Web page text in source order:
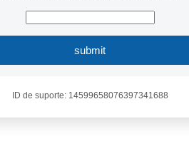
submit
ID de suporte: 14599658076397341688